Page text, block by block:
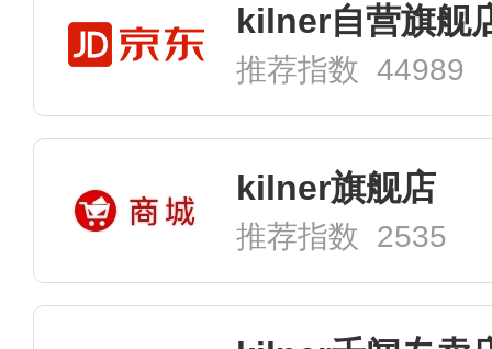
kilner自营旗舰
推荐指数 44989
kilner旗舰店
推荐指数 2535